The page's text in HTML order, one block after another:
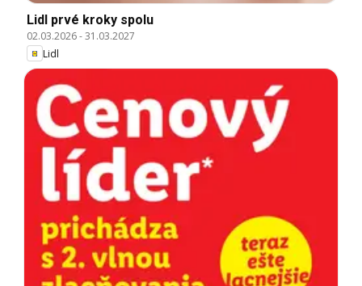
Lidl prvé kroky spolu
02.03.2026-31.03.2027
Lidl